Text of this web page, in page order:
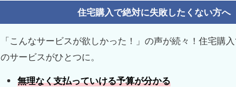
住宅購入で絶対に失敗したくない方へ
「こんなサービスが欲しかった！」の声が続々！住宅購
のサービスがひとつに。
無理なく支払っていける予算が分かる